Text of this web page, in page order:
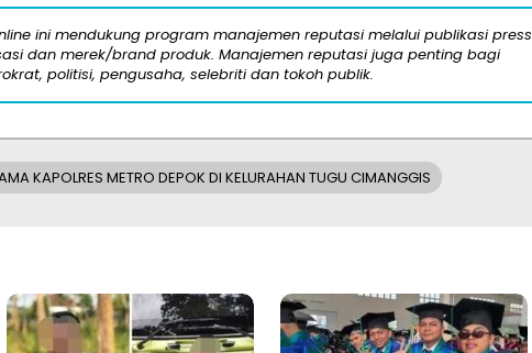
ini mendukung program manajemen reputasi melalui publikasi press
dan merek/brand produk. Manajemen reputasi juga penting bagi
politisi, pengusaha, selebriti dan tokoh publik.
KAPOLRES METRO DEPOK DI KELURAHAN TUGU CIMANGGIS